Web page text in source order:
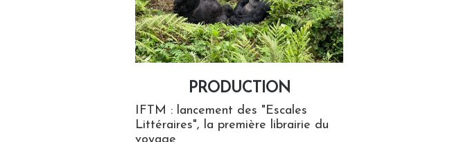
PRODUCTION
IFTM : lancement des "Escales
Littéraires", la première librairie du